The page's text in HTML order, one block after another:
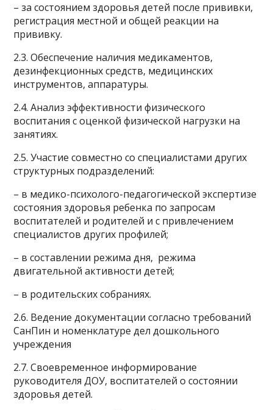
– за состоянием здоровья детей после прививки,
регистрация местной и общей реакции на
прививку.
2.3. Обеспечение наличия медикаментов,
дезинфекционных средств, медицинских
инструментов, аппаратуры.
2.4. Анализ эффективности физического
воспитания с оценкой физической нагрузки на
занятиях.
2.5. Участие совместно со специалистами других
структурных подразделений:
– в медико-психолого-педагогической экспертизе
состояния здоровья ребенка по запросам
воспитателей и родителей и с привлечением
специалистов других профилей;
– в составлении режима дня, режима
двигательной активности детей;
– в родительских собраниях.
2.6. Ведение документации согласно требований
СанПин и номенклатуре дел дошкольного
учреждения
2.7. Своевременное информирование
руководителя ДОУ, воспитателей о состоянии
здоровья детей.